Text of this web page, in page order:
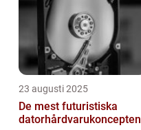
23 augusti 2025
De mest futuristiska
datorhårdvarukoncepten